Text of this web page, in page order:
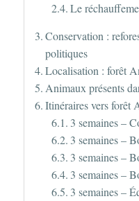
Le
Conservation :
politiques
Localisation : forêt
Animaux présents
Itinéraires vers forêt
3 semaines –
3 semaines –
3 semaines –
3 semaines –
3 semaines –